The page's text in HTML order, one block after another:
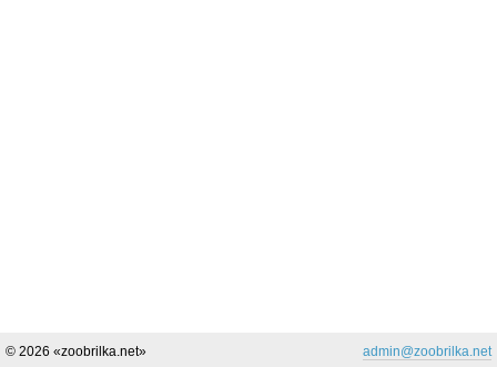
© 2026 «zoobrilka.net» admin@zoobrilka.net